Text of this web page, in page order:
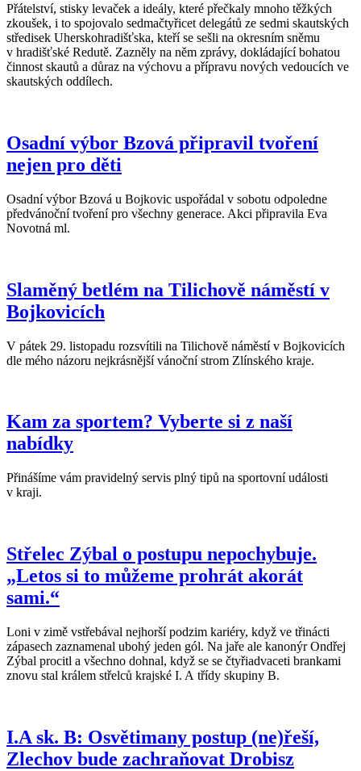
Přátelství, stisky levaček a ideály, které přečkaly mnoho těžkých
zkoušek, i to spojovalo sedmačtyřicet delegátů ze sedmi skautských
středisek Uherskohradišťska, kteří se sešli na okresním sněmu
v hradišťské Redutě. Zazněly na něm zprávy, dokládající bohatou
činnost skautů a důraz na výchovu a přípravu nových vedoucích ve
skautských oddílech.
Osadní výbor Bzová připravil tvoření
nejen pro děti
Osadní výbor Bzová u Bojkovic uspořádal v sobotu odpoledne
předvánoční tvoření pro všechny generace. Akci připravila Eva
Novotná ml.
Slaměný betlém na Tilichově náměstí v
Bojkovicích
V pátek 29. listopadu rozsvítili na Tilichově náměstí v Bojkovicích
dle mého názoru nejkrásnější vánoční strom Zlínského kraje.
Kam za sportem? Vyberte si z naší
nabídky
Přinášíme vám pravidelný servis plný tipů na sportovní události
v kraji.
Střelec Zýbal o postupu nepochybuje.
„Letos si to můžeme prohrát akorát
sami.“
Loni v zimě vstřebával nejhorší podzim kariéry, když ve třinácti
zápasech zaznamenal ubohý jeden gól. Na jaře ale kanonýr Ondřej
Zýbal procitl a všechno dohnal, když se se čtyřiadvaceti brankami
znovu stal králem střelců krajské I. A třídy skupiny B.
I.A sk. B: Osvětimany postup (ne)řeší,
Zlechov bude zachraňovat Drobisz